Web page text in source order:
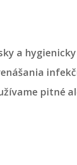
a
pitné